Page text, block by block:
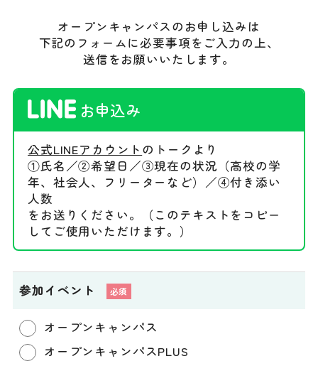
オープンキャンパスのお申し込みは
下記のフォームに必要事項をご入力の上、
送信をお願いいたします。
お申込み
公式LINEアカウント のトークより
①氏名／②希望日／③現在の状況（高校の学
年、社会人、フリーターなど）／④付き添い
人数
をお送りください。（このテキストをコピー
してご使用いただけます。）
参加イベント
オープンキャンパス
オープンキャンパスPLUS